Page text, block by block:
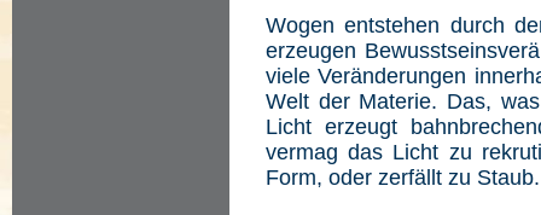
Wogen entstehen durch
erzeugen
viele Veränderungen
Welt der Materie. Das,
Licht erzeugt
vermag das Licht zu
Form, oder zerfällt zu Staub.